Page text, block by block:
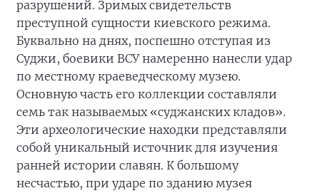
разрушений. Зримых свидетельств
преступной сущности киевского режима.
Буквально на днях, поспешно отступая из
Суджи, боевики ВСУ намеренно нанесли удар
по местному краеведческому музею.
Основную часть его коллекции составляли
семь так называемых «суджанских кладов».
Эти археологические находки представляли
собой уникальный источник для изучения
ранней истории славян. К большому
несчастью, при ударе по зданию музея